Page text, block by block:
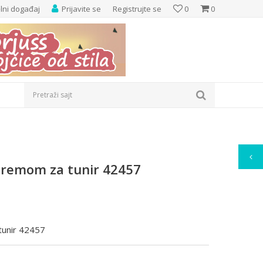
0
0
Prijavite se Registrujte se
događaj
Pretraži sajt
za tunir 42457
42457